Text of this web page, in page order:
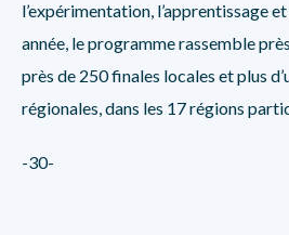
l’expérimentation, l’apprentissage
année, le programme rassemble
près de 250 finales locales et plus
régionales, dans les 17 régions
-30-